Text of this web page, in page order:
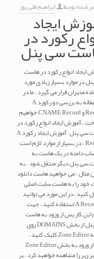
شده توسط ابراهیم قلی پور
ایجاد
رکورد در
سی پنل
ایجاد انواع رکورد در هاست
در موارد بسیار زیادی مورد
مدیران قرار می گیرد . ما در
این مقاله به بررسی دو رکورد A
Record و CNAME Record خواهیم
. آموزش ایجاد انواع رکورد در
هاست سی پنل آموزش ایجاد رکورد A
Record : در بسیار از موارد لازم است
دامنه در یک هاست به
سی پنل دیگر منتقل شود . به
مثال : می خواهید هاست دانلود
خود را به هاست سایت اصلی
، در این مورد می توانید
از A Record استفاده کنید . جهت
این کار پس از ورود به هاست
سی پنل از بخش DOMAINS روی
گزینه Zone Editor کلیک کنید .
پس از ورود به بخش Zone Editor
زیر را مشاهده خواهید کرد ، بر